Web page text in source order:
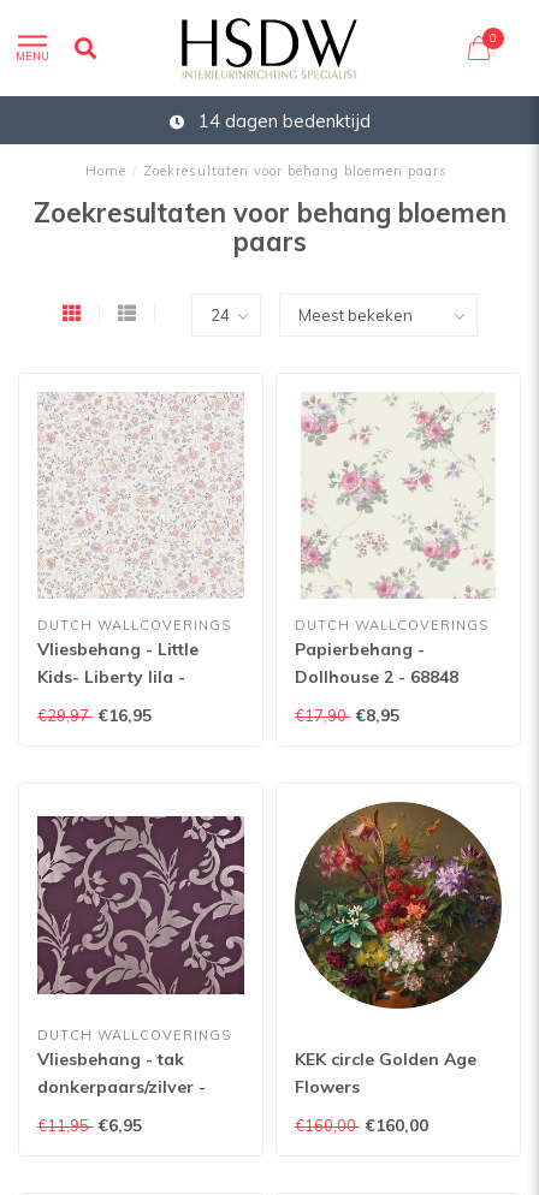
MENU
0
14 dagen bedenktijd
Home / Zoekresultaten voor behang bloemen paars
Zoekresultaten voor behang bloemen
paars
DUTCH WALLCOVERINGS
Vliesbehang - Little
Kids- Liberty lila -
JS3101
€29,97 €16,95
DUTCH WALLCOVERINGS
Papierbehang -
Dollhouse 2 - 68848
€17,90 €8,95
DUTCH WALLCOVERINGS
Vliesbehang - tak
donkerpaars/zilver -
7221-6
€11,95 €6,95
KEK circle Golden Age
Flowers
€160,00 €160,00